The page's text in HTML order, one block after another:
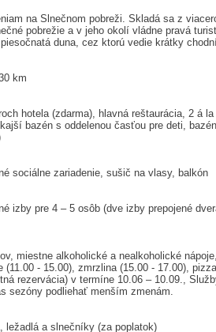
na Slnečnom pobreži. Skladá sa z
pobrežie a v jeho okolí vládne pravá
duna, cez ktorú vedie krátky
km
hotela (zdarma), hlavná reštaurácia, 2 á
bazén s oddelenou časťou pre deti,
sociálne zariadenie, sušič na vlasy, balkón
izby pre 4 – 5 osôb (dve izby prepojené
miestne alkoholické a nealkoholické
- 15.00), zmrzlina (15.00 - 17.00),
rezervácia) v termíne 10.06 – 10.09.,
sezóny podliehať menším zmenám.
ležadlá a slnečníky (za poplatok)